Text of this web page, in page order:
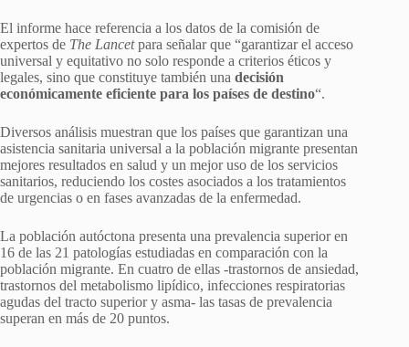
El informe hace referencia a los datos de la comisión de
expertos de The Lancetpara señalar que “garantizar el acceso
universal y equitativo no solo responde a criterios éticos y
legales, sino que constituye también una decisión
económicamente eficiente para los países de destino“.
Diversos análisis muestran que los países que garantizan una
asistencia sanitaria universal a la población migrante presentan
mejores resultados en salud y un mejor uso de los servicios
sanitarios, reduciendo los costes asociados a los tratamientos
de urgencias o en fases avanzadas de la enfermedad.
La población autóctona presenta una prevalencia superior en
16 de las 21 patologías estudiadas en comparación con la
población migrante. En cuatro de ellas -trastornos de ansiedad,
trastornos del metabolismo lipídico, infecciones respiratorias
agudas del tracto superior y asma- las tasas de prevalencia
superan en más de 20 puntos.